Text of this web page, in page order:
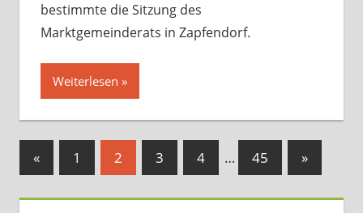
bestimmte die Sitzung des
Marktgemeinderats in Zapfendorf.
Weiterlesen
Seitennummerierung
«Vorherige
Beiträge
1 2 3 4 … 45
Nächste
Beiträge
»